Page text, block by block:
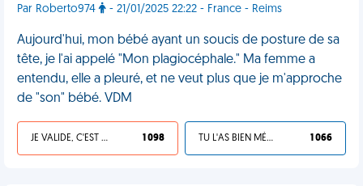
Par Roberto974 - 21/01/2025 22:22 - France - Reims
Aujourd'hui, mon bébé ayant un soucis de posture de sa
tête, je l'ai appelé "Mon plagiocéphale." Ma femme a
entendu, elle a pleuré, et ne veut plus que je m'approche
de "son" bébé. VDM
JE VALIDE, C'EST UNE VDM 1 098 TU L'AS BIEN MÉRITÉ 1 066